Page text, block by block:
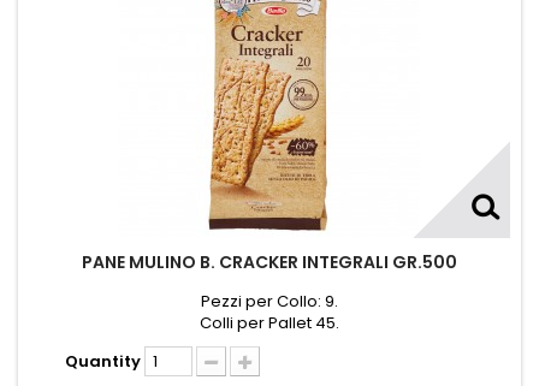
PANE MULINO B. CRACKER INTEGRALI GR.500
Pezzi per Collo: 9.
Colli per Pallet 45.
Quantity